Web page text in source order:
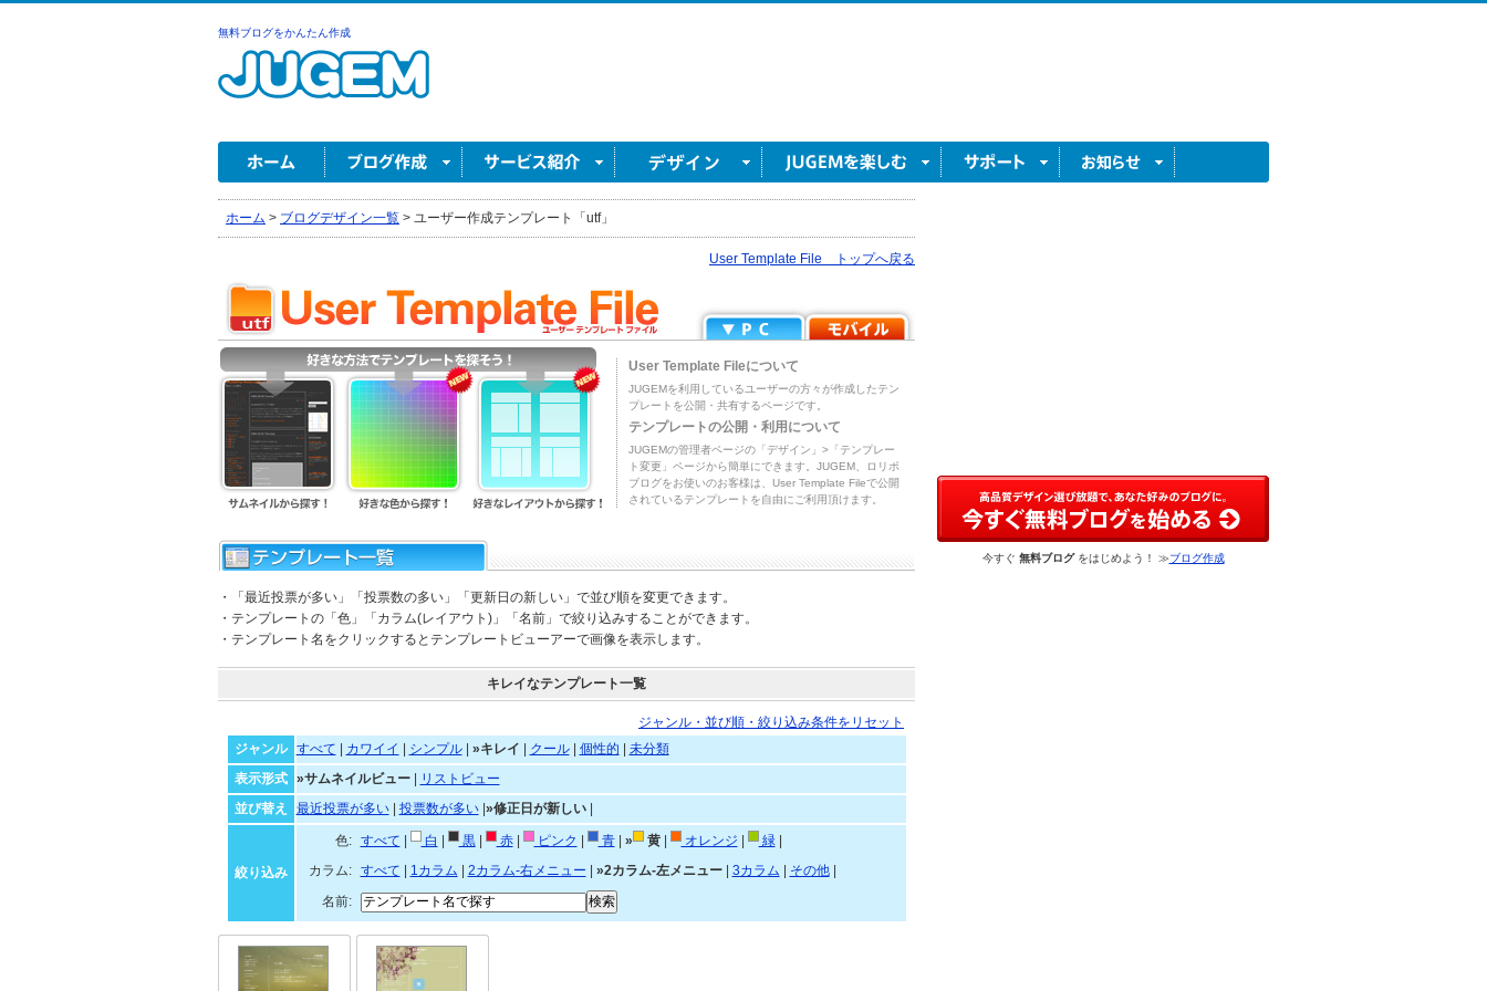
無料ブログをかんたん作成
ホーム > ブログデザイン一覧 > ユーザー作成テンプレート「utf」
User Template File トップへ戻る
User Template Fileについて
JUGEMを利用しているユーザーの方々が作成したテン
プレートを公開・共有するページです。
テンプレートの公開・利用について
JUGEMの管理者ページの「デザイン」>「テンプレー
ト変更」ページから簡単にできます。JUGEM、ロリポ
ブログをお使いのお客様は、User Template Fileで公開
されているテンプレートを自由にご利用頂けます。
・「最近投票が多い」「投票数の多い」「更新日の新しい」で並び順を変更できます。
・テンプレートの「色」「カラム(レイアウト)」「名前」で絞り込みすることができます。
・テンプレート名をクリックするとテンプレートビューアーで画像を表示します。
キレイなテンプレート一覧
ジャンル・並び順・絞り込み条件をリセット
ジャンル
すべて カワイイ シンプル| »キレイ クール| 個性的
未分類
表示形式
»サムネイルビュー|
リストビュー
並び替え
最近投票が多い| 投票数が多い| »修正日が新しい|
絞り込み
色: すべて 白 黒| 赤| ピンク 青| » 黄| オレンジ 緑|
カラム:
すべて 1カラム 2カラム-右メニュー »2カラム-左メニュー| 3カラム その他|
名前:
今すぐ 無料ブログをはじめよう！ ≫ブログ作成